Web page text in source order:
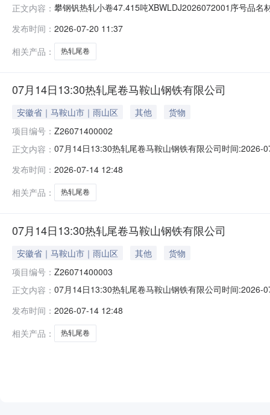
正文内容： 攀钢钒热轧小卷47.415吨XBWLDJ2026072001序号品
卷）Q235B2.3*1250*C攀钢钒1/2.64折边(因非计划产品
发布时间： 2026-07-20 11:37
相关产品：
热轧尾卷
07月14日13:30热轧尾卷马鞍山钢铁有限公司
安徽省｜马鞍山市｜雨山区 其他
货物
项目编号： Z26071400002
正文内容： 07月14日13:30热轧尾卷马鞍山钢铁有限公司时间
保证金：￥500.00元交易保证金：￥500.00元竞价保
发布时间： 2026-07-14 12:48
相关产品：
热轧尾卷
07月14日13:30热轧尾卷马鞍山钢铁有限公司
安徽省｜马鞍山市｜雨山区 其他
货物
项目编号： Z26071400003
正文内容： 07月14日13:30热轧尾卷马鞍山钢铁有限公司时间
保证金：￥500.00元交易保证金：￥500.00元竞价保
发布时间： 2026-07-14 12:48
相关产品：
热轧尾卷